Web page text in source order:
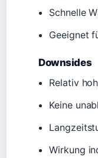
Schnelle
Geeignet
Downsides
Relativ
Keine
Wirkung